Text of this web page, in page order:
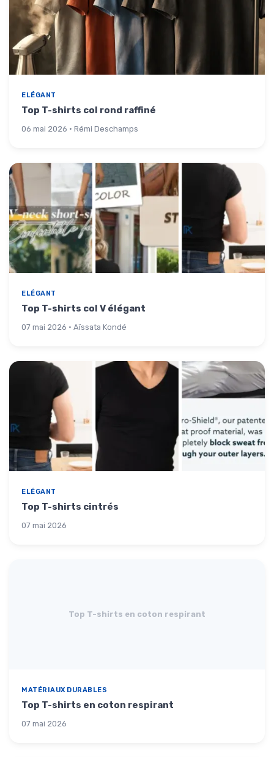
ELÉGANT
Top T-shirts col rond raffiné
06 mai 2026 · Rémi Deschamps
ELÉGANT
Top T-shirts col V élégant
07 mai 2026 · Aïssata Kondé
ELÉGANT
Top T-shirts cintrés
07 mai 2026
Top T-shirts en coton respirant
MATÉRIAUX DURABLES
Top T-shirts en coton respirant
07 mai 2026